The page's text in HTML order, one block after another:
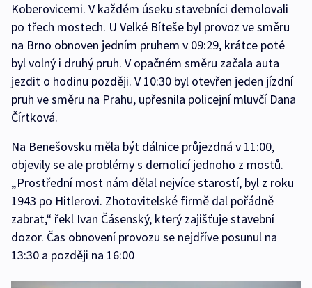
Koberovicemi. V každém úseku stavebníci demolovali
po třech mostech. U Velké Bíteše byl provoz ve směru
na Brno obnoven jedním pruhem v 09:29, krátce poté
byl volný i druhý pruh. V opačném směru začala auta
jezdit o hodinu později. V 10:30 byl otevřen jeden jízdní
pruh ve směru na Prahu, upřesnila policejní mluvčí Dana
Čírtková.
Na Benešovsku měla být dálnice průjezdná v 11:00,
objevily se ale problémy s demolicí jednoho z mostů.
„Prostřední most nám dělal nejvíce starostí, byl z roku
1943 po Hitlerovi. Zhotovitelské firmě dal pořádně
zabrat,“ řekl Ivan Čásenský, který zajišťuje stavební
dozor. Čas obnovení provozu se nejdříve posunul na
13:30 a později na 16:00